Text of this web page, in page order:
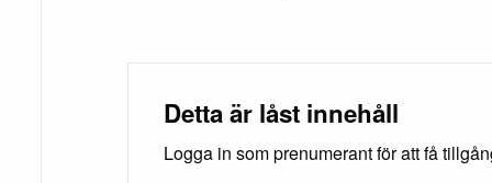
Detta är låst innehåll
Logga in som prenumerant för att få